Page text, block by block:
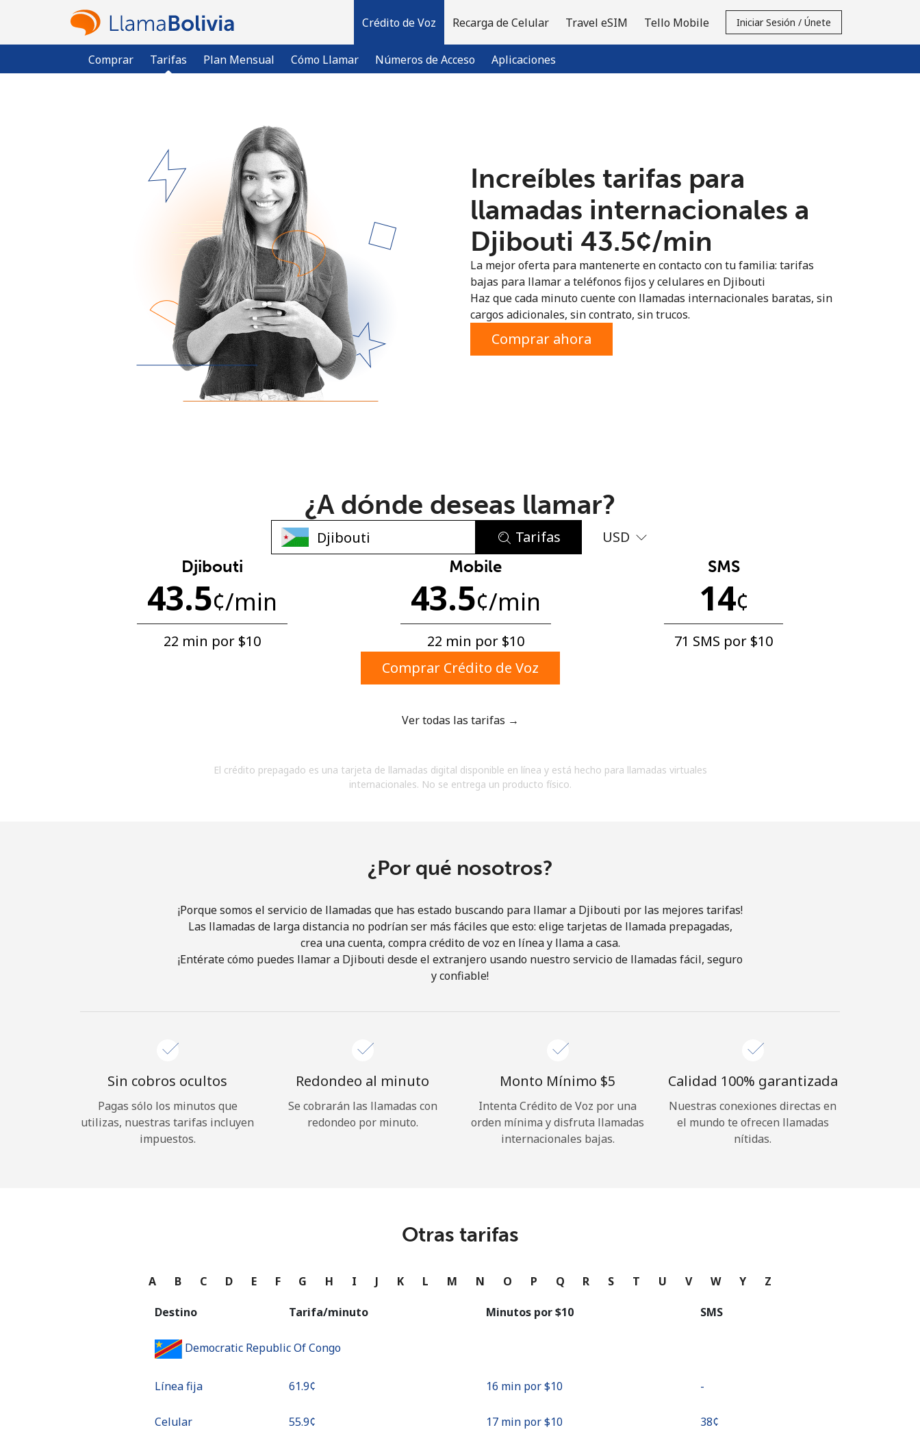
Crédito de Voz
Comprar Tarifas Plan Mensual Cómo Llamar Números de Acceso Aplicaciones
Recarga de Celular Travel eSIM Tello Mobile Iniciar Sesión / Únete
¿Ya tienes una cuenta? Inicia sesión →
Regístrate con
No se ha creado una contraseña
Mínimo 8 caracteres
Una letra mayúscula y una minúscula
Un caracter especial
ofertas.
Únete
¡Hola!
¿Olvidaste tu contraseña? →
o
Increíbles tarifas para
llamadas internacionales a
Djibouti ⁦43.5¢⁩/min
La mejor oferta para mantenerte en contacto con tu familia: tarifas
bajas para llamar a teléfonos fijos y celulares en Djibouti
Haz que cada minuto cuente con llamadas internacionales baratas, sin
cargos adicionales, sin contrato, sin trucos.
Comprar ahora
¿A dónde deseas llamar?
Tarifas USD
Djibouti
43.5¢/min
22 min por ⁦$10⁩
Mobile
43.5¢/min
22 min por ⁦$10⁩
SMS
14¢
71 SMS por ⁦$10⁩
Comprar Crédito de Voz
Ver todas las tarifas →
El crédito prepagado es una tarjeta de llamadas digital disponible en línea y está hecho para llamadas virtuales
internacionales. No se entrega un producto físico.
¿Por qué nosotros?
¡Porque somos el servicio de llamadas que has estado buscando para llamar a Djibouti por las mejores tarifas!
Las llamadas de larga distancia no podrían ser más fáciles que esto: elige tarjetas de llamada prepagadas,
crea una cuenta, compra crédito de voz en línea y llama a casa.
¡Entérate cómo puedes llamar a Djibouti desde el extranjero usando nuestro servicio de llamadas fácil, seguro
y confiable!
Sin cobros ocultos
Pagas sólo los minutos que
utilizas, nuestras tarifas incluyen
impuestos.
Redondeo al minuto
Se cobrarán las llamadas con
redondeo por minuto.
Monto Mínimo ⁦$5⁩
Intenta Crédito de Voz por una
orden mínima y disfruta llamadas
internacionales bajas.
Calidad 100% garantizada
Nuestras conexiones directas en
el mundo te ofrecen llamadas
nítidas.
Otras tarifas
A B C D E F G H I J K L M N O P Q R S T U V W Y Z
Destino Tarifa/minuto Minutos por ⁦$10⁩ SMS
Democratic Republic Of Congo
Línea fija ⁦61.9¢⁩ 16 min por ⁦$10⁩ -
Celular ⁦55.9¢⁩ 17 min por ⁦$10⁩ ⁦38¢⁩